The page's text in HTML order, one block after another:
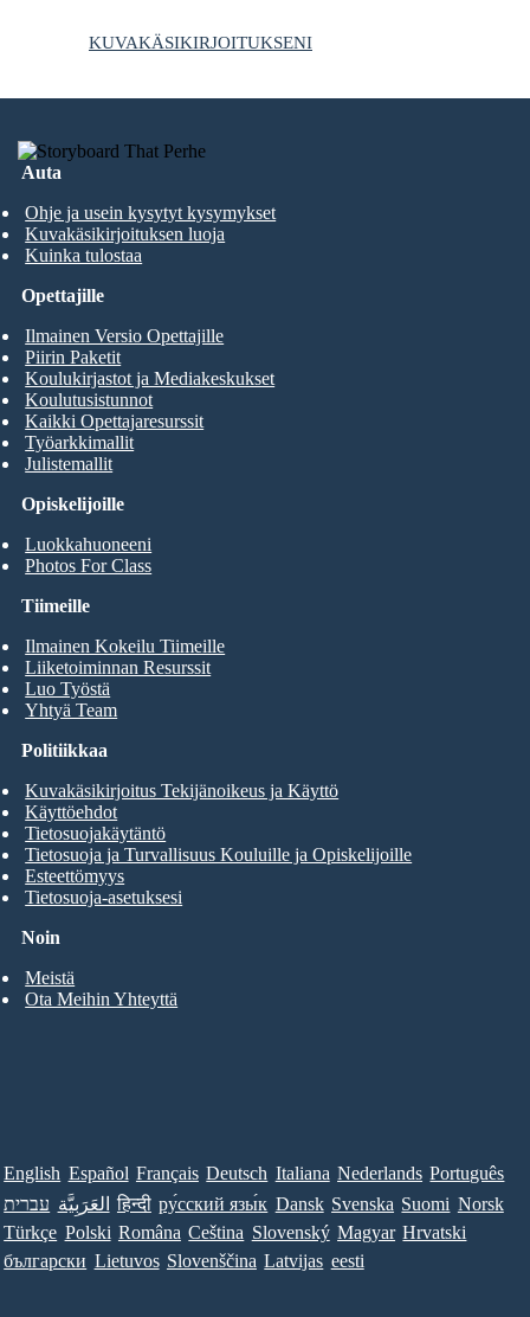
KUVAKÄSIKIRJOITUKSENI
Auta
Ohje ja usein kysytyt kysymykset
Kuvakäsikirjoituksen luoja
Kuinka tulostaa
Opiskelijoille
Luokkahuoneeni
Photos For Class
Opettajille
Ilmainen Versio Opettajille
Piirin Paketit
Koulukirjastot ja Mediakeskukset
Koulutusistunnot
Kaikki Opettajaresurssit
Työarkkimallit
Julistemallit
Tiimeille
Ilmainen Kokeilu Tiimeille
Liiketoiminnan Resurssit
Luo Työstä
Yhtyä Team
Noin
Meistä
Ota Meihin Yhteyttä
Politiikkaa
Kuvakäsikirjoitus Tekijänoikeus ja Käyttö
Käyttöehdot
Tietosuojakäytäntö
Tietosuoja ja Turvallisuus Kouluille ja Opiskelijoille
Esteettömyys
Tietosuoja-asetuksesi
English Español Français Deutsch Italiana Nederlands Português
עברית العَرَبِيَّة हिन्दी ру́сский язы́к Dansk Svenska Suomi Norsk
Türkçe Polski Româna Ceština Slovenský Magyar Hrvatski
български Lietuvos Slovenščina Latvijas eesti